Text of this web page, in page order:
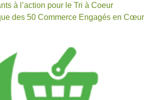
à l’action pour le Tri à Coeur
des 50 Commerce Engagés en Cœur